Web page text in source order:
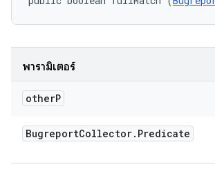
พารามิเตอร์
otherP
BugreportCollector. Predicate